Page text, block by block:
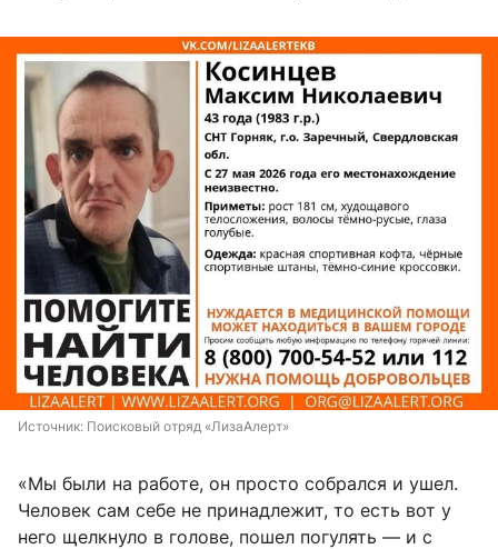
Источник: Поисковый отряд «ЛизаАлерт»
«Мы были на работе, он просто собрался и ушел.
Человек сам себе не принадлежит, то есть вот у
него щелкнуло в голове, пошел погулять — и с